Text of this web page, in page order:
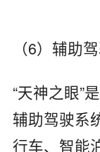
（6）辅助
“天神之眼”
辅助驾驶系
行车、智能